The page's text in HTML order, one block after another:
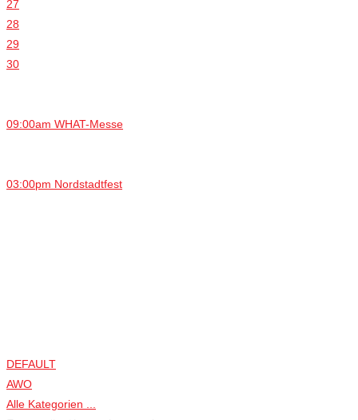
27
28
29
30
09:00am WHAT-Messe
03:00pm Nordstadtfest
DEFAULT
AWO
Alle Kategorien ...